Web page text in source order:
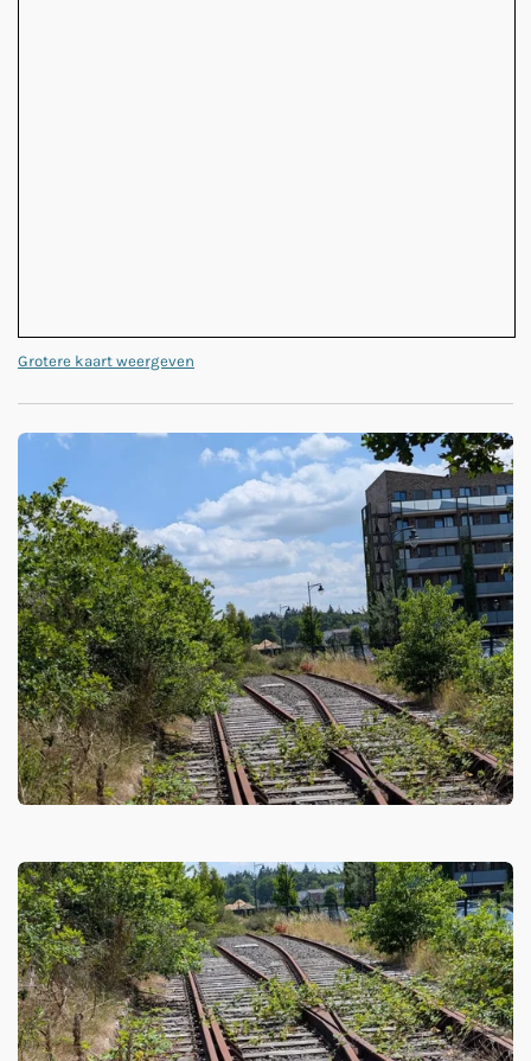
Grotere kaart weergeven